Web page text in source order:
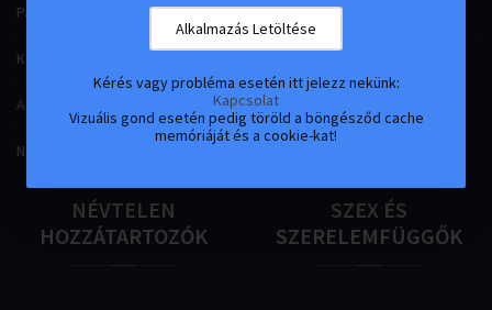
Pamfletek (hun)
Könyvek (en)
A.A. Videók
Nemzetközi Meeting Kereső
N.A. Videók
NÉVTELEN
HOZZÁTARTOZÓK
SZEX ÉS
SZERELEMFÜGGŐK
Alkalmazás Letöltése
Kérés vagy probléma esetén itt jelezz nekünk:
Kapcsolat
Vizuális gond esetén pedig töröld a böngésződ cache
memóriáját és a cookie-kat!